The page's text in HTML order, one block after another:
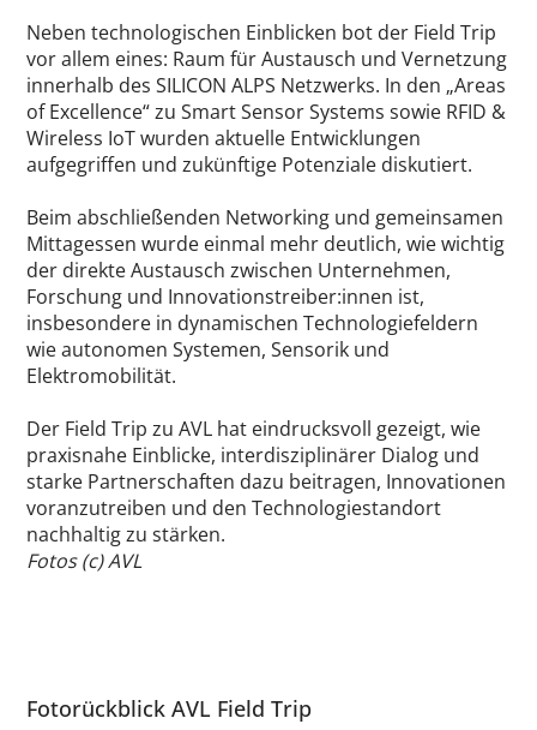
Neben technologischen Einblicken bot der Field Trip
vor allem eines: Raum für Austausch und Vernetzung
innerhalb des SILICON ALPS Netzwerks. In den „Areas
of Excellence“ zu Smart Sensor Systems sowie RFID &
Wireless IoT wurden aktuelle Entwicklungen
aufgegriffen und zukünftige Potenziale diskutiert.
Beim abschließenden Networking und gemeinsamen
Mittagessen wurde einmal mehr deutlich, wie wichtig
der direkte Austausch zwischen Unternehmen,
Forschung und Innovationstreiber:innen ist,
insbesondere in dynamischen Technologiefeldern
wie autonomen Systemen, Sensorik und
Elektromobilität.
Der Field Trip zu AVL hat eindrucksvoll gezeigt, wie
praxisnahe Einblicke, interdisziplinärer Dialog und
starke Partnerschaften dazu beitragen, Innovationen
voranzutreiben und den Technologiestandort
nachhaltig zu stärken.
Fotos (c) AVL
Fotorückblick AVL Field Trip